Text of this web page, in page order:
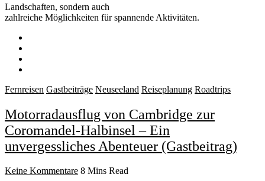
Landschaften, sondern auch
zahlreiche Möglichkeiten für spannende Aktivitäten.
Fernreisen Gastbeiträge Neuseeland Reiseplanung Roadtrips
Motorradausflug von Cambridge zur
Coromandel-Halbinsel – Ein
unvergessliches Abenteuer (Gastbeitrag)
Keine Kommentare 8 Mins Read